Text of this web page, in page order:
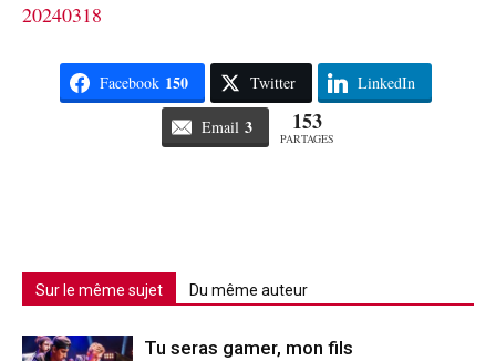
20240318
Facebook 150 Twitter LinkedIn
Email 3 153
PARTAGES
Sur le même sujet Du même auteur
Tu seras gamer, mon fils